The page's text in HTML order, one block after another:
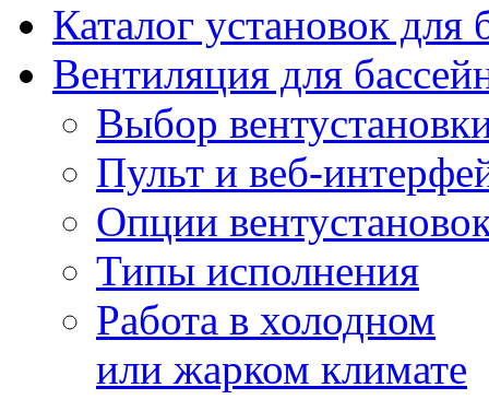
Каталог установок для
Вентиляция для
Выбор
Пульт и веб-
Опции
Типы исполнения
Работа в холодном
или жарком климате